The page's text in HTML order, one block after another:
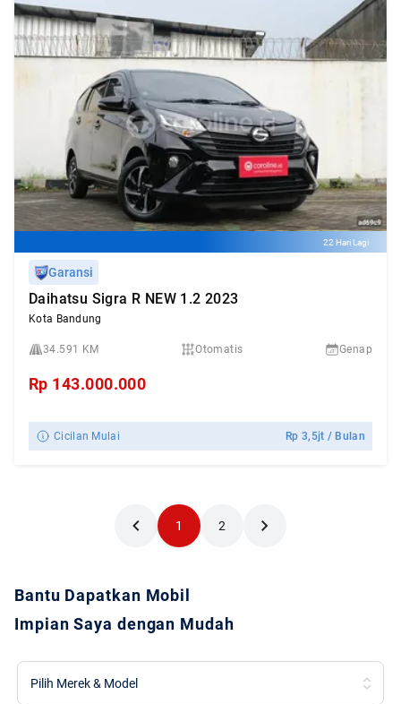
22 Hari Lagi
Garansi
Daihatsu Sigra R NEW 1.2 2023
Kota Bandung
34.591 KM Otomatis Genap
Rp 143.000.000
Cicilan Mulai Rp3,5jt / Bulan
1 2
Bantu Dapatkan Mobil
Impian Saya dengan Mudah
Pilih Merek & Model